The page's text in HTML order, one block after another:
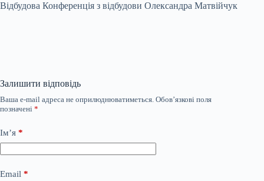
Відбудова Конференція з відбудови Олександра Матвійчук
Залишити відповідь
Ваша e-mail адреса не оприлюднюватиметься. Обов’язкові поля
позначені *
Ім’я *
Email *